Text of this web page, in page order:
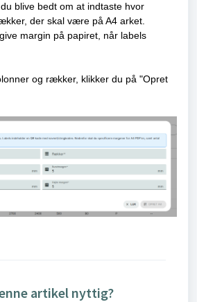
blive bedt om at indtaste hvor
der skal være på A4 arket.
margin på papiret, når labels
og rækker, klikker du på "Opret
artikel nyttig?